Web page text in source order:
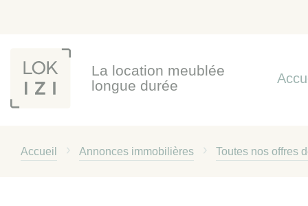
La location meublée
longue durée
Accueil Annonces immobilières Toutes nos offres